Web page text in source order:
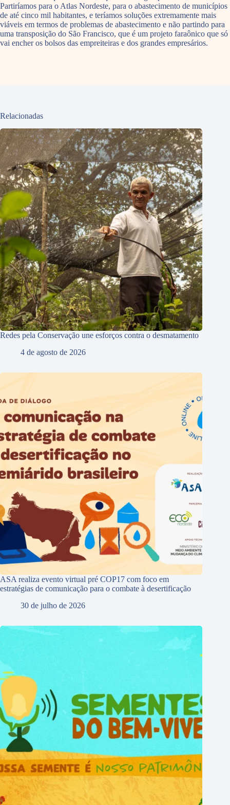
Partiríamos para o Atlas Nordeste, para o abastecimento de municípios
de até cinco mil habitantes, e teríamos soluções extremamente mais
viáveis em termos de problemas de abastecimento e não partindo para
uma transposição do São Francisco, que é um projeto faraônico que só
vai encher os bolsos das empreiteiras e dos grandes empresários.
Relacionadas
Redes pela Conservação une esforços contra o desmatamento
4 de agosto de 2026
ASA realiza evento virtual pré COP17 com foco em
estratégias de comunicação para o combate à desertificação
30 de julho de 2026